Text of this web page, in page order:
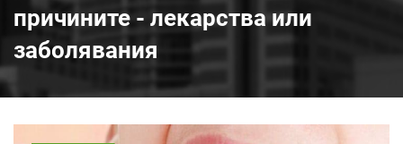
причините - лекарства или
заболявания